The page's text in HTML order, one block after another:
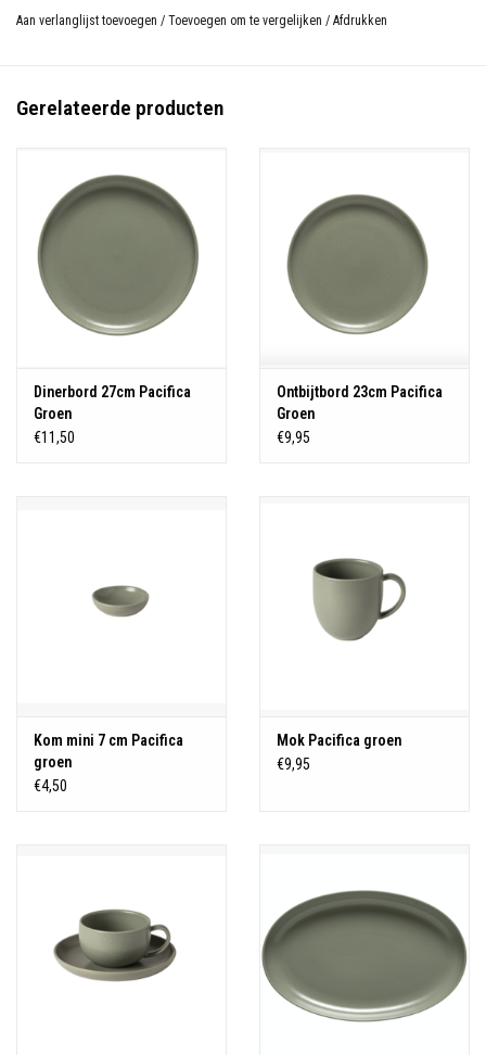
Inhoud: 1,64 L
Magnetron-, oven-, vriezer- en vaatwasserbestendig
Aan verlanglijst toevoegen / Toevoegen om te vergelijken / Afdrukken
Gerelateerde producten
Dinerbord 27cm Pacifica
Groen
€11,50
Ontbijtbord 23cm Pacifica
Groen
€9,95
Kom mini 7 cm Pacifica
groen
€4,50
Mok Pacifica groen
€9,95